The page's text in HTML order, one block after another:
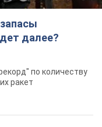
далее?
по количеству
ракет